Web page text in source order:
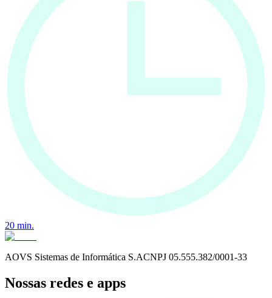
20 min.
AOVS Sistemas de Informática S.ACNPJ 05.555.382/0001-33
Nossas redes e apps